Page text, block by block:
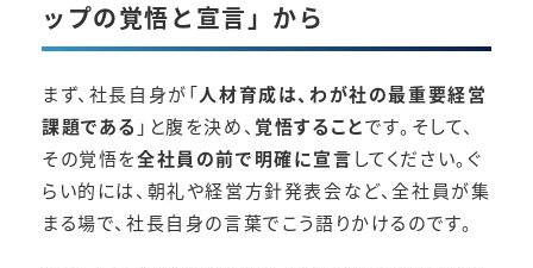
ップの覚悟と宣言」から
まず、社長自身が「人材育成は、わが社の最重要経営
課題である 」と腹を決め、 覚悟することです。そして、
その覚悟を全社員の前で明確に宣言してください。ぐ
らい的には、朝礼や経営方針発表会など、全社員が集
まる場で、社長自身の言葉でこう語りかけるのです。